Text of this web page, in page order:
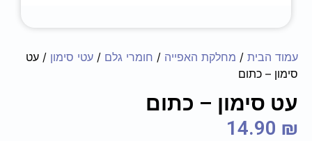
עמוד הבית / מחלקת האפייה / חומרי גלם / עטי סימון / עט
סימון – כתום
עט סימון – כתום
14.90 ₪